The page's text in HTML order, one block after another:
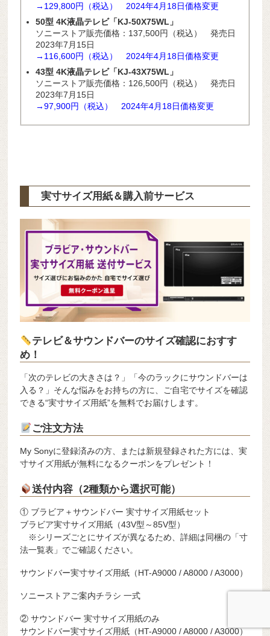
→129,800円（税込） 2024年4月18日価格変更
50型 4K液晶テレビ「KJ-50X75WL」
ソニーストア販売価格：137,500円（税込） 発売日
2023年7月15日
→116,600円（税込） 2024年4月18日価格変更
43型 4K液晶テレビ「KJ-43X75WL」
ソニーストア販売価格：126,500円（税込） 発売日
2023年7月15日
→97,900円（税込） 2024年4月18日価格変更
実寸サイズ用紙＆購入前サービス
テレビ＆サウンドバーのサイズ確認におすす
め！
「次のテレビの大きさは？」「今のラックにサウンドバーは
入る？」そんな悩みをお持ちの方に、ご自宅でサイズを確認
できる“実寸サイズ用紙”を無料でお届けします。
ご注文方法
My Sonyに登録済みの方、または新規登録された方には、実
寸サイズ用紙が無料になるクーポンをプレゼント！
送付内容（2種類から選択可能）
① ブラビア＋サウンドバー 実寸サイズ用紙セット
ブラビア実寸サイズ用紙（43V型～85V型）
※シリーズごとにサイズが異なるため、詳細は同梱の「寸
法一覧表」でご確認ください。
サウンドバー実寸サイズ用紙（HT-A9000 / A8000 / A3000）
ソニーストアご案内チラシ 一式
② サウンドバー 実寸サイズ用紙のみ
サウンドバー実寸サイズ用紙（HT-A9000 / A8000 / A3000）